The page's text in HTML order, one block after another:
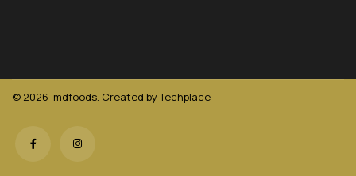
© 2026 mdfoods. Created byTechplace